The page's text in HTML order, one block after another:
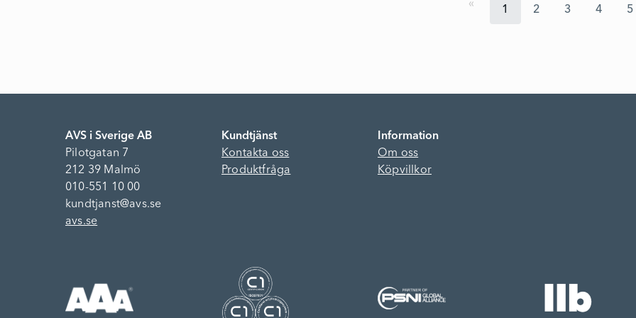
1 2 3 4 5
AVS i Sverige AB
Pilotgatan 7
212 39 Malmö
010-551 10 00
kundtjanst@avs.se
avs.se
Kundtjänst
Kontakta oss
Produktfråga
Information
Om oss
Köpvillkor